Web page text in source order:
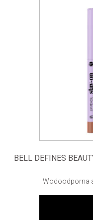
BELL DEFINES
Wodoodporna